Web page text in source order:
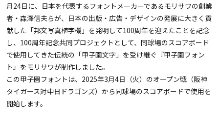
月24日に、日本を代表するフォントメーカーであるモリサワの創業
者・森澤信夫らが、日本の出版・広告・デザインの発展に大きく貢
献した「邦文写真植字機」を発明して100周年を迎えたことを記念
し、100周年記念共同プロジェクトとして、同球場のスコアボード
で使用してきた伝統の「甲子園文字」を受け継ぐ『甲子園フォン
ト』をモリサワが制作しました。
この甲子園フォントは、2025年3月4日（火）のオープン戦（阪神
タイガース対中日ドラゴンズ）から同球場のスコアボードで使用を
開始します。